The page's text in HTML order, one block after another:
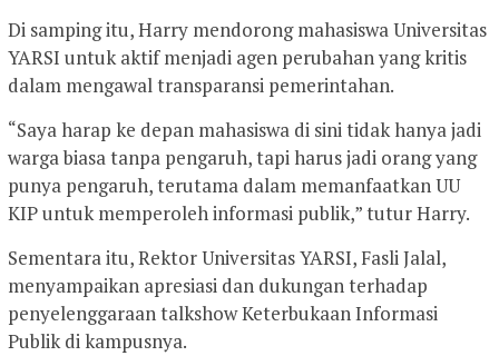
Di samping itu, Harry mendorong mahasiswa Universitas
YARSI untuk aktif menjadi agen perubahan yang kritis
dalam mengawal transparansi pemerintahan.
“Saya harap ke depan mahasiswa di sini tidak hanya jadi
warga biasa tanpa pengaruh, tapi harus jadi orang yang
punya pengaruh, terutama dalam memanfaatkan UU
KIP untuk memperoleh informasi publik,” tutur Harry.
Sementara itu, Rektor Universitas YARSI, Fasli Jalal,
menyampaikan apresiasi dan dukungan terhadap
penyelenggaraan talkshow Keterbukaan Informasi
Publik di kampusnya.